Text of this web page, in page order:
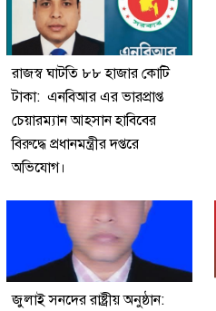
রাজস্ব ঘাটতি ৮৮ হাজার কোটি
টাকা: এনবিআর এর ভারপ্রাপ্ত
চেয়ারম্যান আহসান হাবিবের
বিরুদ্ধে প্রধানমন্ত্রীর দপ্তরে
অভিযোগ।
জুলাই সনদের রাষ্ট্রীয় অনুষ্ঠান: